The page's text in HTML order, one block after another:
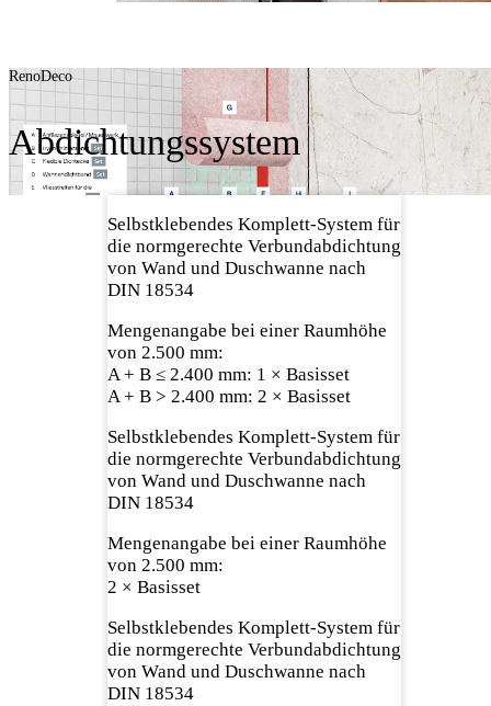
RenoDeco
Abdichtungssystem
Selbstklebendes Komplett-System für
die normgerechte Verbundabdichtung
von Wand und Duschwanne nach
DIN 18534
Mengenangabe bei einer Raumhöhe
von 2.500 mm:
A + B ≤ 2.400 mm: 1 × Basisset
A + B > 2.400 mm: 2 × Basisset
Selbstklebendes Komplett-System für
die normgerechte Verbundabdichtung
von Wand und Duschwanne nach
DIN 18534
Mengenangabe bei einer Raumhöhe
von 2.500 mm:
2 × Basisset
Selbstklebendes Komplett-System für
die normgerechte Verbundabdichtung
von Wand und Duschwanne nach
DIN 18534